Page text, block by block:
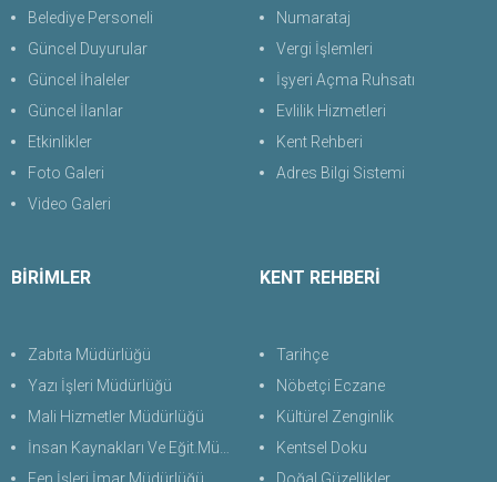
Belediye Personeli
Güncel Duyurular
Güncel İhaleler
Güncel İlanlar
Etkinlikler
Foto Galeri
Video Galeri
Numarataj
Vergi İşlemleri
İşyeri Açma Ruhsatı
Evlilik Hizmetleri
Kent Rehberi
Adres Bilgi Sistemi
BİRİMLER
Zabıta Müdürlüğü
Yazı İşleri Müdürlüğü
Mali Hizmetler Müdürlüğü
İnsan Kaynakları Ve Eğit.Müdürlüğü
KENT REHBERİ
Tarihçe
Nöbetçi Eczane
Kültürel Zenginlik
Kentsel Doku